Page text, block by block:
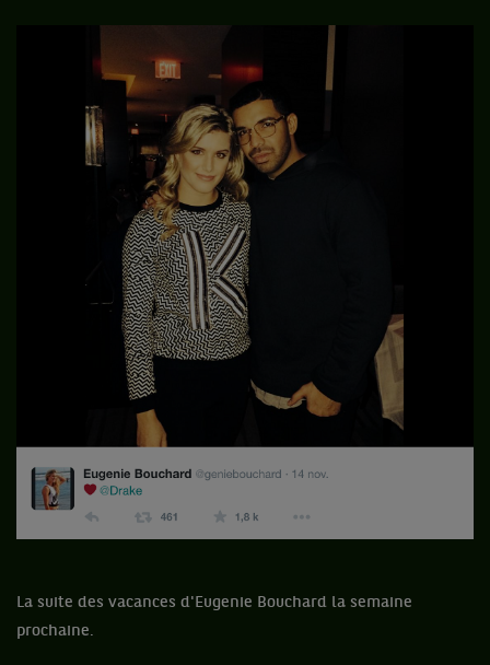
La suite des vacances d'Eugenie Bouchard la semaine
prochaine.